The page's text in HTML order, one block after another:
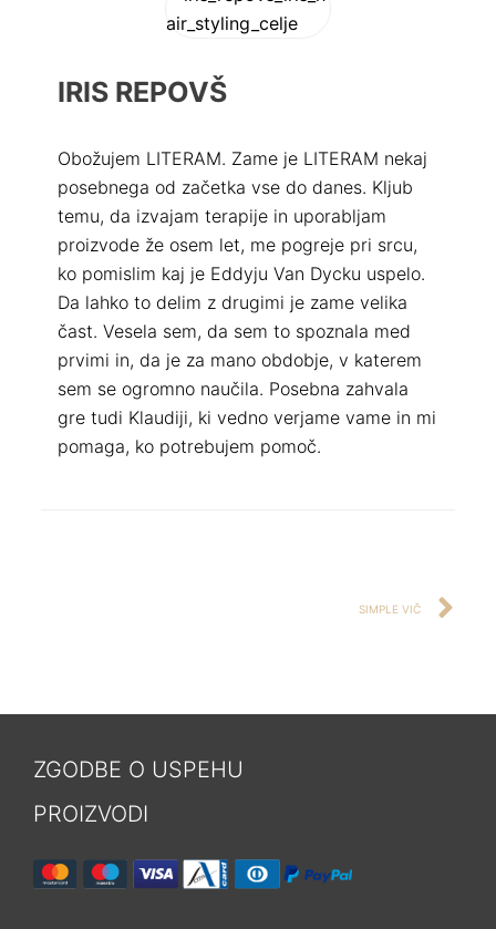
IRIS REPOVŠ
Obožujem LITERAM. Zame je LITERAM nekaj
posebnega od začetka vse do danes. Kljub
temu, da izvajam terapije in uporabljam
proizvode že osem let, me pogreje pri srcu,
ko pomislim kaj je Eddyju Van Dycku uspelo.
Da lahko to delim z drugimi je zame velika
čast. Vesela sem, da sem to spoznala med
prvimi in, da je za mano obdobje, v katerem
sem se ogromno naučila. Posebna zahvala
gre tudi Klaudiji, ki vedno verjame vame in mi
pomaga, ko potrebujem pomoč.
SIMPLE VIČ
ZGODBE O USPEHU
PROIZVODI